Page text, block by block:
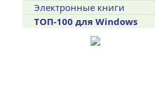
Электронные книги
ТОП-100 для Windows